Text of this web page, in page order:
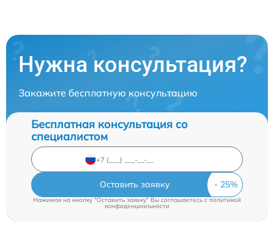
Нужна консультация?
Закажите бесплатную консультацию
Бесплатная консультация со
специалистом
Оставить заявку
Нажимая на кнопку "Оставить заявку" Вы соглашаетесь c политикой
конфиденциальности